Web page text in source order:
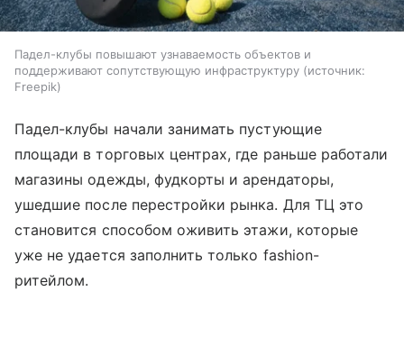
Падел-клубы повышают узнаваемость объектов и
поддерживают сопутствующую инфраструктуру
источник:
Freepik
Падел-клубы начали занимать пустующие
площади в торговых центрах, где раньше работали
магазины одежды, фудкорты и арендаторы,
ушедшие после перестройки рынка. Для ТЦ это
становится способом оживить этажи, которые
уже не удается заполнить только fashion-
ритейлом.